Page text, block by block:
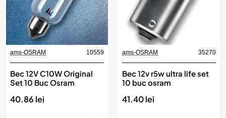
ams-OSRAM 10559
Bec 12V C10W Original
Set 10 Buc Osram
40.86 lei
ams-OSRAM 35270
Bec 12v r5w ultra life set
10 buc osram
41.40 lei